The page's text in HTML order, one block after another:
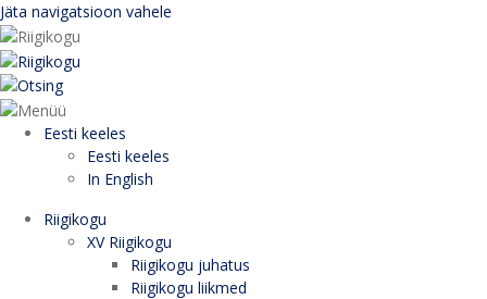
Jäta navigatsioon vahele
Eesti keeles
Eesti keeles
In English
Riigikogu
XV Riigikogu
Riigikogu juhatus
Riigikogu liikmed